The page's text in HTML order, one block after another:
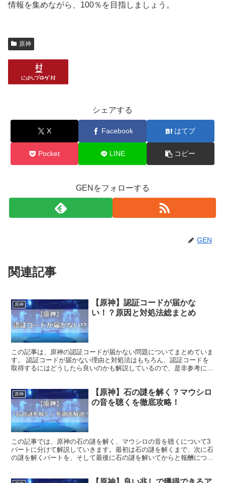
情報を集めながら、100％を目指しましょう。
原神
シェアする
X Facebook はてブ
Pocket LINE コピー
GENをフォローする
GEN
関連記事
原神
【原神】認証コードが届かな
い！？原因と対処法総まとめ
この記事は、原神の認証コードが届かない問題についてまとめていま
す。 認証コードが届かない理由と対処法はもちろん、認証コードを
取得するにはどうしたら良いのかも解説しているので、是非参考にし
原神
【原神】石の謎を解く？マウシロ
の音を聴くを徹底攻略！
この記事では、原神の石の謎を解く、マウシロの音を聴くについて3
パートに分けて解説していきます。最初は石の謎を解くまで、次に石
の謎を解くパートを、そして最後に石の謎を解いてからと報酬につい